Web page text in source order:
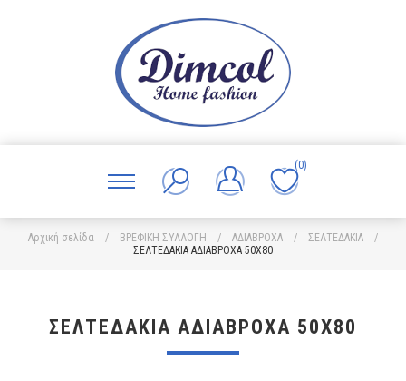
(0)
Αρχική σελίδα / ΒΡΕΦΙΚΗ ΣΥΛΛΟΓΗ / ΑΔΙΑΒΡΟΧΑ / ΣΕΛΤΕΔΑΚΙΑ
/
ΣΕΛΤΕΔΑΚΙΑ ΑΔΙΑΒΡΟΧΑ 50X80
ΣΕΛΤΕΔΑΚΙΑ ΑΔΙΑΒΡΟΧΑ 50X80